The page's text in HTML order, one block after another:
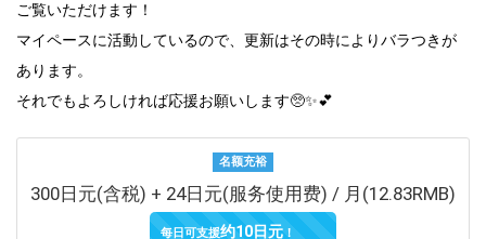
ご覧いただけます！
マイペースに活動しているので、更新はその時によりバラつきが
あります。
それでもよろしければ応援お願いします🥺✨💕
名额充裕
300日元(含税) + 24日元(服务使用费) / 月(12.83RMB)
每日可支援约10日元！